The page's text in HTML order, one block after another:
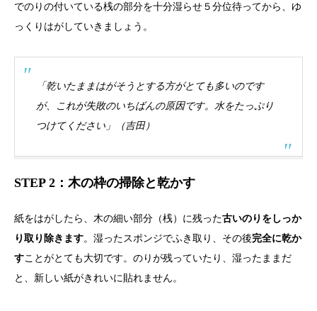
でのりの付いている桟の部分を十分湿らせ５分位待ってから、ゆ
っくりはがしていきましょう。
「乾いたままはがそうとする方がとても多いのです
が、これが失敗のいちばんの原因です。水をたっぷり
つけてください」（吉田）
STEP 2：木の枠の掃除と乾かす
紙をはがしたら、木の細い部分（桟）に残った古いのりをしっか
り取り除きます。湿ったスポンジでふき取り、その後完全に乾か
すことがとても大切です。のりが残っていたり、湿ったままだ
と、新しい紙がきれいに貼れません。